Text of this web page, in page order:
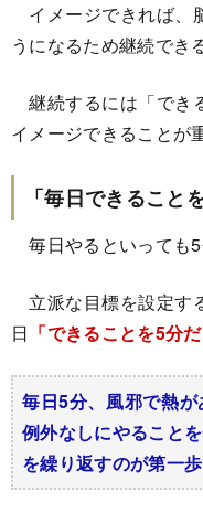
イメージできれば、
うになるため継続できる
継続するには「でき
イメージできることが
「毎日できること
毎日やるといっても5
立派な目標を設定す
日 「できることを5分だ
毎日5分、風邪で熱
例外なしにやること
を繰り返すのが第一